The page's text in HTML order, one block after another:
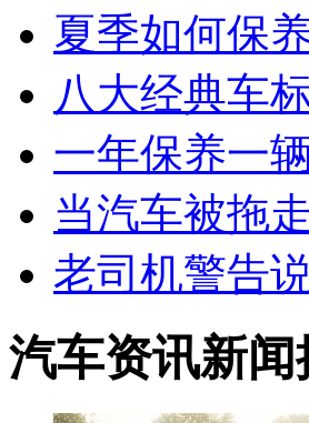
夏季如何保
八大经典车
一年保养一
当汽车被拖
老司机警告
汽车资讯新闻